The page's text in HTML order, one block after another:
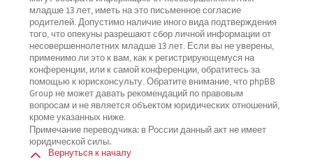
младше 13 лет, иметь на это письменное согласие
родителей. Допустимо наличие иного вида подтверждения
того, что опекуны разрешают сбор личной информации от
несовершеннолетних младше 13 лет. Если вы не уверены,
применимо ли это к вам, как к регистрирующемуся на
конференции, или к самой конференции, обратитесь за
помощью к юрисконсульту. Обратите внимание, что phpBB
Group не может давать рекомендаций по правовым
вопросам и не является объектом юридических отношений,
кроме указанных ниже.
Примечание переводчика: в России данный акт не имеет
юридической силы.
Вернуться к началу